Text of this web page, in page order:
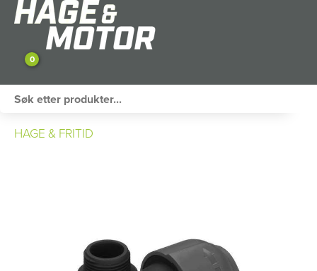
0
HAGE & FRITID